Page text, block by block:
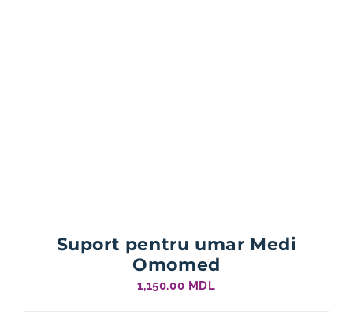
Suport pentru umar Medi
Omomed
1,150.00 MDL